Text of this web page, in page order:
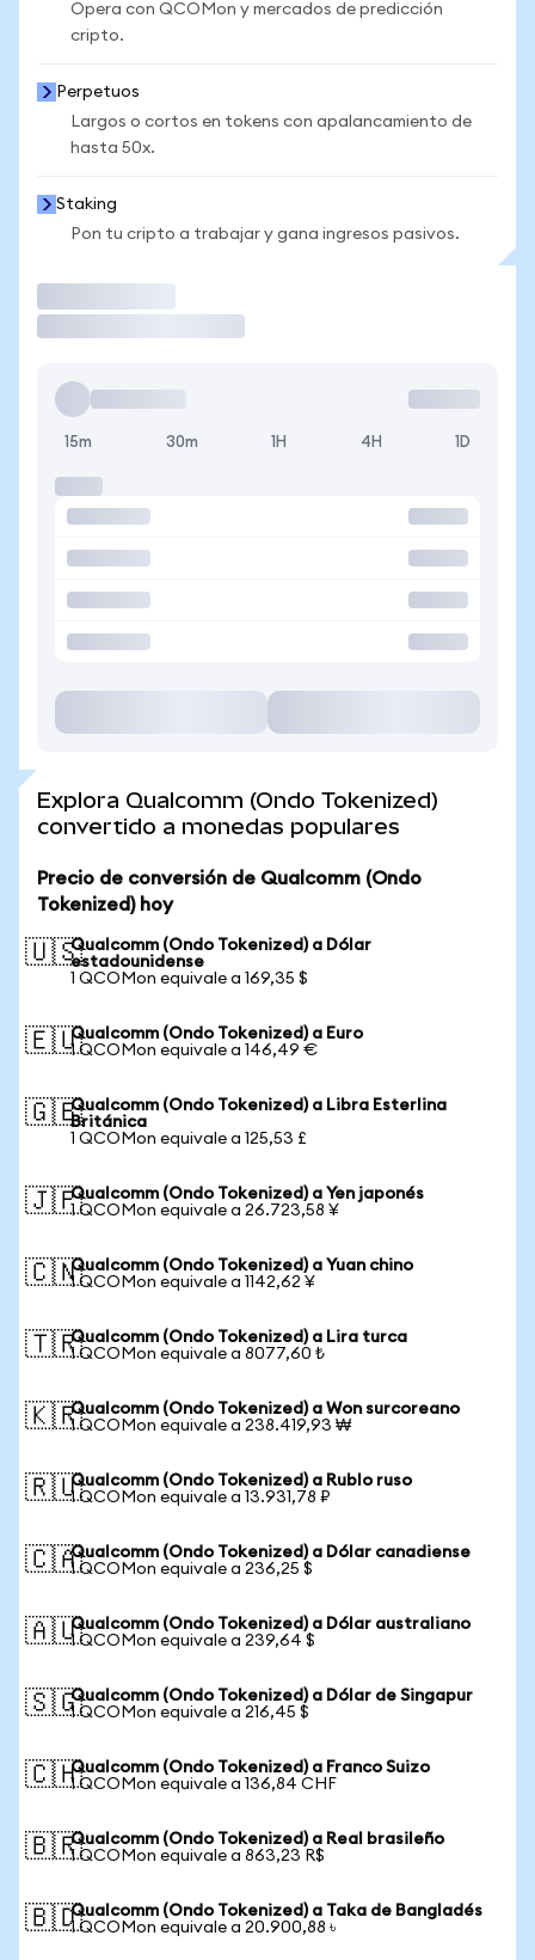
Opera con QCOMon y mercados de predicción
cripto.
Perpetuos
Largos o cortos en tokens con apalancamiento de
hasta 50x.
Staking
Pon tu cripto a trabajar y gana ingresos pasivos.
15m 30m 1H 4H 1D
Explora Qualcomm (Ondo Tokenized)
convertido a monedas populares
Precio de conversión de Qualcomm (Ondo
Tokenized) hoy
🇺🇸Qualcomm (Ondo Tokenized) a Dólar
estadounidense
1 QCOMon equivale a 169,35 $
🇪🇺Qualcomm (Ondo Tokenized) a Euro
1 QCOMon equivale a 146,49 €
🇬🇧Qualcomm (Ondo Tokenized) a Libra Esterlina
Británica
1 QCOMon equivale a 125,53 £
🇯🇵Qualcomm (Ondo Tokenized) a Yen japonés
1 QCOMon equivale a 26.723,58 ¥
🇨🇳Qualcomm (Ondo Tokenized) a Yuan chino
1 QCOMon equivale a 1142,62 ¥
🇹🇷Qualcomm (Ondo Tokenized) a Lira turca
1 QCOMon equivale a 8077,60 ₺
🇰🇷Qualcomm (Ondo Tokenized) a Won surcoreano
1 QCOMon equivale a 238.419,93 ₩
🇷🇺Qualcomm (Ondo Tokenized) a Rublo ruso
1 QCOMon equivale a 13.931,78 ₽
🇨🇦Qualcomm (Ondo Tokenized) a Dólar canadiense
1 QCOMon equivale a 236,25 $
🇦🇺Qualcomm (Ondo Tokenized) a Dólar australiano
1 QCOMon equivale a 239,64 $
🇸🇬Qualcomm (Ondo Tokenized) a Dólar de Singapur
1 QCOMon equivale a 216,45 $
🇨🇭Qualcomm (Ondo Tokenized) a Franco Suizo
1 QCOMon equivale a 136,84 CHF
🇧🇷Qualcomm (Ondo Tokenized) a Real brasileño
1 QCOMon equivale a 863,23 R$
🇧🇩Qualcomm (Ondo Tokenized) a Taka de Bangladés
1 QCOMon equivale a 20.900,88 ৳